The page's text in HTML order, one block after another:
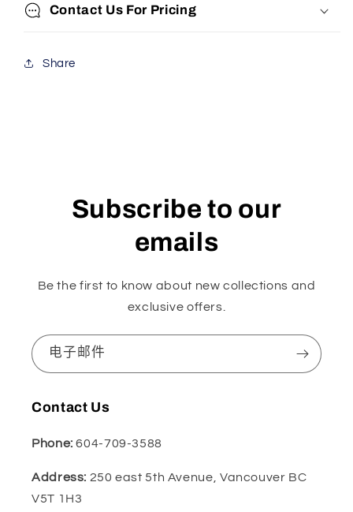
Contact Us For Pricing
Share
Subscribe to our
emails
Be the first to know about new collections and
exclusive offers.
电子邮件
Contact Us
Phone:604-709-3588
Address: 250 east 5th Avenue, Vancouver BC
V5T 1H3